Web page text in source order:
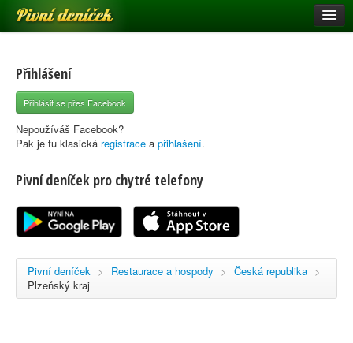
Pivní deníček
Pivní mapa
Pivní značky
Nápověda
Registrace
Přihlášení
Přihlásit se přes Facebook
Nepoužíváš Facebook?
Pak je tu klasická registrace a přihlašení.
Pivní deníček pro chytré telefony
Pivní deníček > Restaurace a hospody > Česká republika >
Plzeňský kraj